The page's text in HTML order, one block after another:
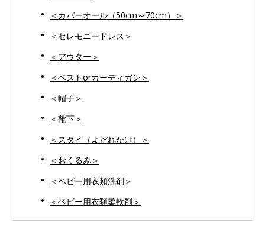
＜カバーオール（50cm～70cm）＞
＜セレモニードレス＞
＜アウター＞
＜ベストorカーディガン＞
＜帽子＞
＜靴下＞
＜スタイ（よだれかけ）＞
＜おくるみ＞
＜ベビー用衣類洗剤＞
＜ベビー用衣類柔軟剤＞